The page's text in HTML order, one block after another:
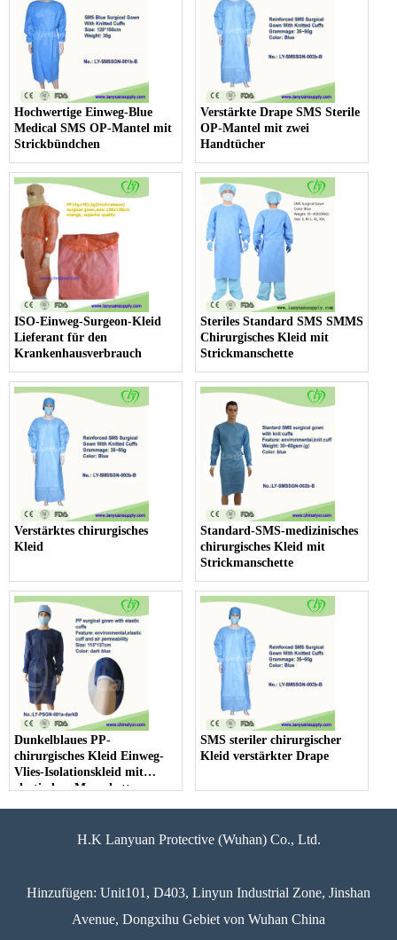
Hochwertige Einweg-Blue
Medical SMS OP-Mantel mit
Strickbündchen
Verstärkte Drape SMS Sterile
OP-Mantel mit zwei
Handtücher
ISO-Einweg-Surgeon-Kleid
Lieferant für den
Krankenhausverbrauch
Steriles Standard SMS SMMS
Chirurgisches Kleid mit
Strickmanschette
Verstärktes chirurgisches
Kleid
Standard-SMS-medizinisches
chirurgisches Kleid mit
Strickmanschette
Dunkelblaues PP-
chirurgisches Kleid Einweg-
Vlies-Isolationskleid mit
elastischen Manschetten
SMS steriler chirurgischer
Kleid verstärkter Drape
H.K Lanyuan Protective (Wuhan) Co., Ltd.
Hinzufügen: Unit101, D403, Linyun Industrial Zone, Jinshan
Avenue, Dongxihu Gebiet von Wuhan China